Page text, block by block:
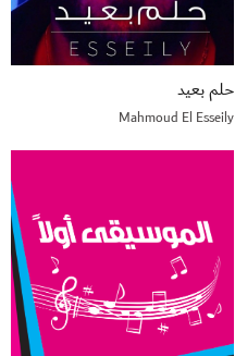
حلم بعيد
Mahmoud El Esseily